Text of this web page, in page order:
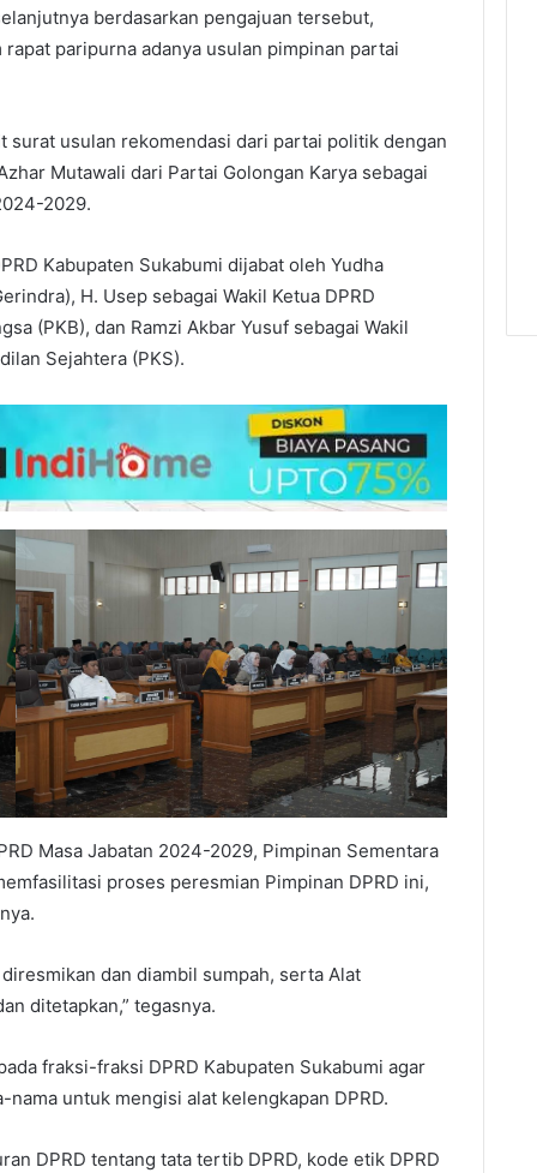
berdasarkan pengajuan tersebut,
paripurna adanya usulan pimpinan partai
usulan rekomendasi dari partai politik dengan
Mutawali dari Partai Golongan Karya sebagai
2029.
Kabupaten Sukabumi dijabat oleh Yudha
H. Usep sebagai Wakil Ketua DPRD
(PKB), dan Ramzi Akbar Yusuf sebagai Wakil
Sejahtera (PKS).
Masa Jabatan 2024-2029, Pimpinan Sementara
proses peresmian Pimpinan DPRD ini,
dan diambil sumpah, serta Alat
ditetapkan,” tegasnya.
fraksi-fraksi DPRD Kabupaten Sukabumi agar
untuk mengisi alat kelengkapan DPRD.
DPRD tentang tata tertib DPRD, kode etik DPRD